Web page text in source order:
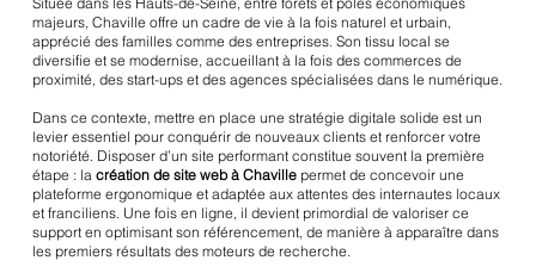
majeurs, Chaville offre un cadre de vie à la fois naturel et urbain,
apprécié des familles comme des entreprises. Son tissu local se
diversifie et se modernise, accueillant à la fois des commerces de
proximité, des start-ups et des agences spécialisées dans le numérique.
Dans ce contexte, mettre en place une stratégie digitale solide est un
levier essentiel pour conquérir de nouveaux clients et renforcer votre
notoriété. Disposer d’un site performant constitue souvent la première
étape : lacréation de site web à Chaville permet de concevoir une
plateforme ergonomique et adaptée aux attentes des internautes locaux
et franciliens. Une fois en ligne, il devient primordial de valoriser ce
support en optimisant son référencement, de manière à apparaître dans
les premiers résultats des moteurs de recherche.